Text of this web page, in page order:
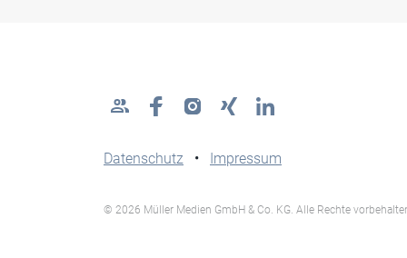
Datenschutz • Impressum
© 2026 Müller Medien GmbH & Co. KG. Alle Rechte